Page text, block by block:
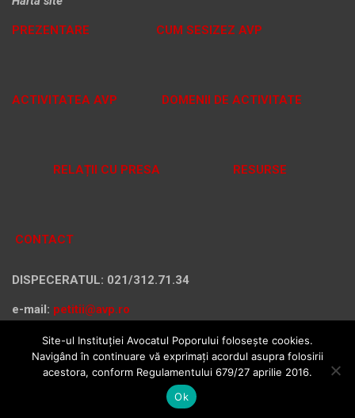
PREZENTARE CUM SESIZEZ AVP
ACTIVITATEA AVP DOMENII DE ACTIVITATE
RELAȚII CU PRESA RESURSE
CONTACT
DISPECERATUL: 021/312.71.34
e-mail: petitii@avp.ro
Copyright © 2026Instituția Avocatul Poporului
Protecția
| Vechiul site
Site-ul Instituției Avocatul Poporului folosește cookies.
Navigând în continuare vă exprimați acordul asupra folosirii
acestora, conform Regulamentului 679/27 aprilie 2016.
Ok